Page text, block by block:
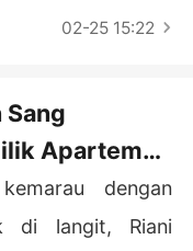
pernah dia te
tradisional. Dia be
jawab atas semua t
02-25 15:22
Apartemen
dengan
di langit, Riani